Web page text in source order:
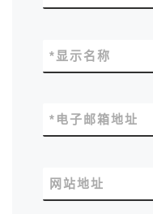
显示名称
*
电子邮箱地址
*
网站地址